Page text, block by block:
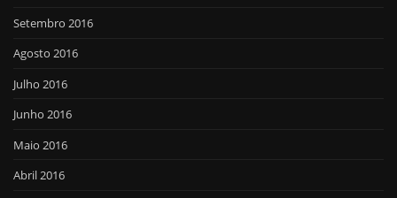
Setembro 2016
Agosto 2016
Julho 2016
Junho 2016
Maio 2016
Abril 2016